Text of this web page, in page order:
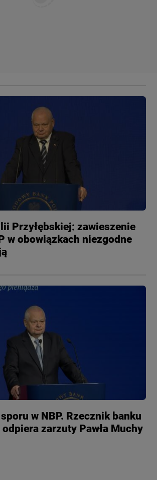
Przyłębskiej: zawieszenie
w obowiązkach niezgodne
w NBP. Rzecznik banku
zarzuty Pawła Muchy